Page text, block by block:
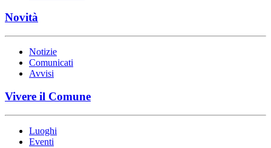
Novità
Notizie
Comunicati
Avvisi
Vivere il Comune
Luoghi
Eventi